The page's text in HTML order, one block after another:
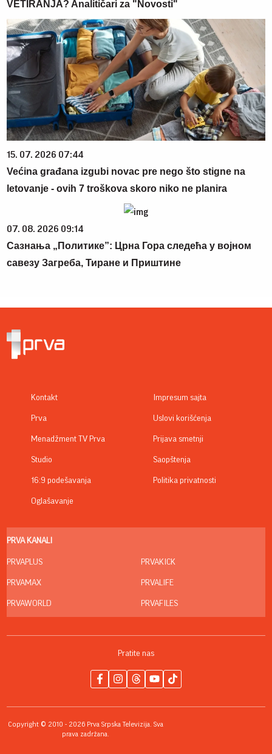
VETIRANJA? Analitičari za "Novosti"
15. 07. 2026 07:44
Većina građana izgubi novac pre nego što stigne na
letovanje - ovih 7 troškova skoro niko ne planira
07. 08. 2026 09:14
Сазнања „Политике”: Црна Гора следећа у војном
савезу Загреба, Тиране и Приштине
Kontakt
Prva
Menadžment TV Prva
Studio
16:9 podešavanja
Oglašavanje
Impresum sajta
Uslovi korišćenja
Prijava smetnji
Saopštenja
Politika privatnosti
PRVA KANALI
PRVAPLUS
PRVAMAX
PRVAWORLD
PRVAKICK
PRVALIFE
PRVAFILES
Pratite nas
Copyright © 2010 - 2026 Prva Srpska Televizija. Sva
prava zadržana.